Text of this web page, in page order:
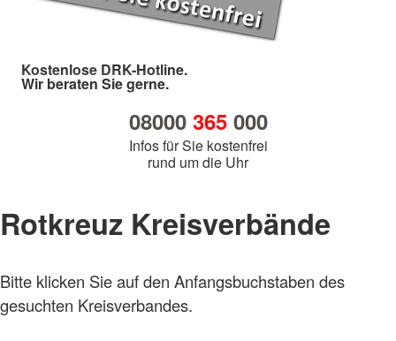
Kostenlose DRK-Hotline.
Wir beraten Sie gerne.
08000 365000
Infos für Sie kostenfrei
rund um die Uhr
Rotkreuz Kreisverbände
Bitte klicken Sie auf den Anfangsbuchstaben des
gesuchten Kreisverbandes.